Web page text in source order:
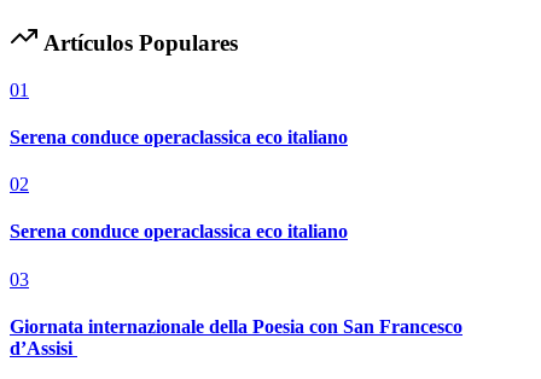
Artículos Populares
01
Serena conduce operaclassica eco italiano
02
Serena conduce operaclassica eco italiano
03
Giornata internazionale della Poesia con San Francesco
d’Assisi